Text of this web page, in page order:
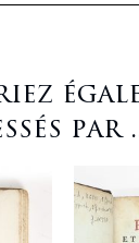
par